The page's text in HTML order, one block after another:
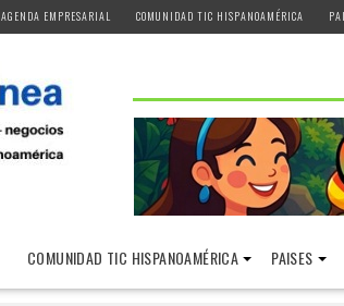
AGENDA EMPRESARIAL COMUNIDAD TIC HISPANOAMÉRICA
COMUNIDAD TIC HISPANOAMÉRICA PAISES